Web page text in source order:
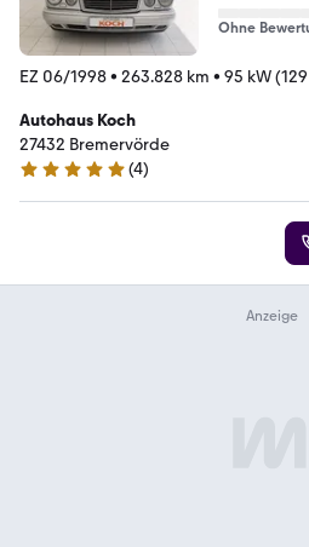
Ohne
EZ 06/1998• 263.828 km • 95 kW (129
Autohaus Koch
27432 Bremervörde
5 Sterne
(4)